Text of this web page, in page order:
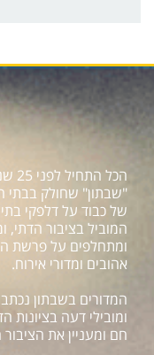
"שבתון" שחולק בבתי
של כבוד על דלפקי
המוביל בציבור הדתי,
ומתחלפים על פרשת
אהובים ומדורי אירוח.
המדורים בשבתון
ומובילי דעה בציונות
חם ומעניין את הציבור